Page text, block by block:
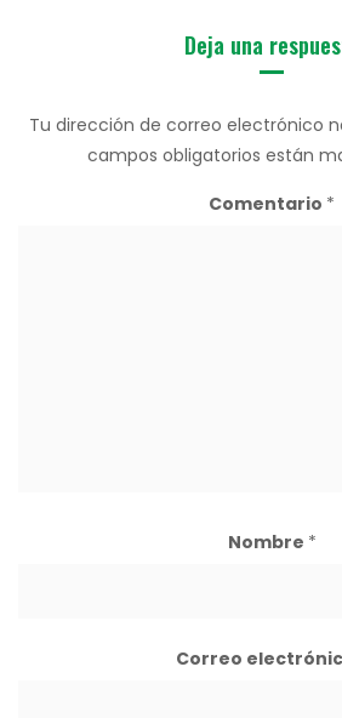
Deja una
Tu dirección de correo electrónico
campos obligatorios están
Comentario *
Nombre *
Correo